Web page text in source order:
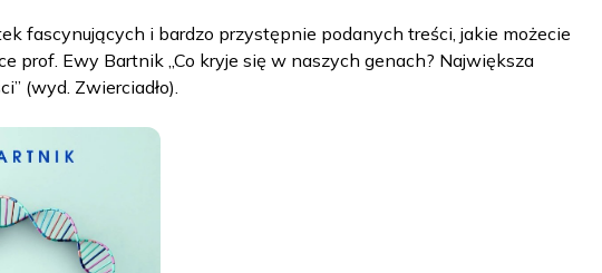
fascynujących i bardzo przystępnie podanych treści, jakie możecie
prof. Ewy Bartnik „Co kryje się w naszych genach? Największa
(wyd. Zwierciadło).